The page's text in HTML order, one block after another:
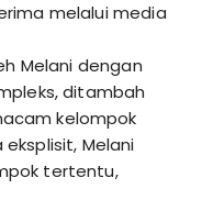
melalui media
Melani dengan
ditambah
kelompok
Melani
tertentu,